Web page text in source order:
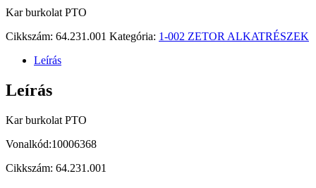
Kar burkolat PTO
Cikkszám: 64.231.001 Kategória: 1-002 ZETOR ALKATRÉSZEK
Leírás
Leírás
Kar burkolat PTO
Vonalkód:10006368
Cikkszám: 64.231.001